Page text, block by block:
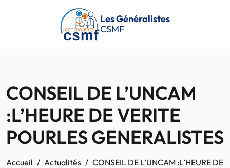
Passer au contenu principal
Les Généralistes
CSMF
CONSEIL DE L’UNCAM
:L’HEURE DE VERITE
POURLES GENERALISTES
Accueil Actualités CONSEIL DE L’UNCAM :L’HEURE DE